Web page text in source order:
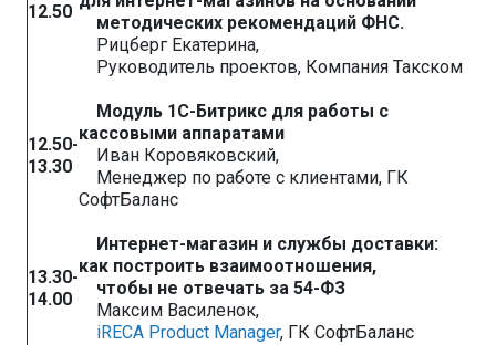
12.50
методических рекомендаций ФНС.
Рицберг Екатерина,
Руководитель проектов, Компания Такском
12.50-
13.30
Модуль 1С-Битрикс для работы с
кассовыми аппаратами
Иван Коровяковский,
Менеджер по работе с клиентами, ГК
СофтБаланс
13.30-
14.00
Интернет-магазин и службы доставки:
как построить взаимоотношения,
чтобы не отвечать за 54-ФЗ
Максим Василенок,
iRECA Product Manager, ГК СофтБаланс